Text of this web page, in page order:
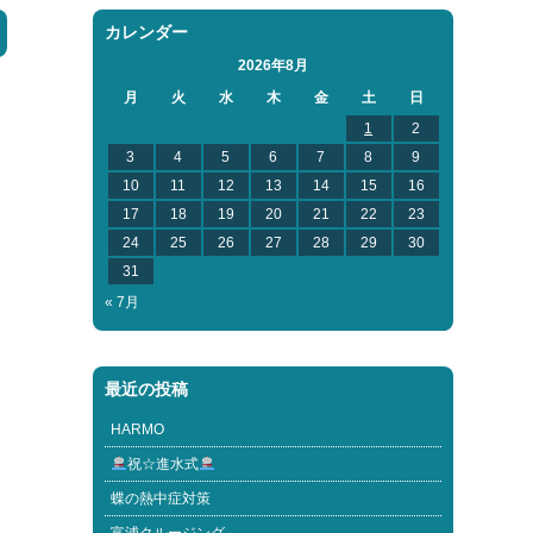
カレンダー
2026年8月
月
火 水 木 金 土
日
1
2
3
4 5 6 7 8
9
10
11 12 13 14 15
16
17
18 19 20 21 22
23
24
25 26 27 28 29
30
31
« 7月
最近の投稿
HARMO
祝☆進水式
蝶の熱中症対策